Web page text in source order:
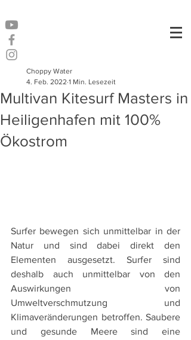
Multivan Kitesurf Masters in
Heiligenhafen mit 100%
Ökostrom
Choppy Water
4. Feb. 2022 1 Min. Lesezeit
Surfer bewegen sich unmittelbar in der
Natur und sind dabei direkt den
Elementen ausgesetzt. Surfer sind
deshalb auch unmittelbar von den
Auswirkungen von
Umweltverschmutzung und
Klimaveränderungen betroffen. Saubere
und gesunde Meere sind eine